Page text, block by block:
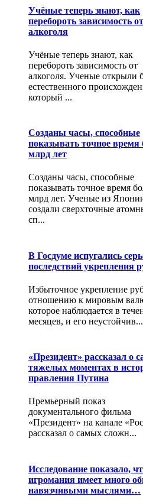
Учёные теперь знают, как
перебороть зависимость от
алкоголя
Учёные теперь знают, как
перебороть зависимость от
алкоголя. Ученые открыли
естественного
который ...
Созданы часы, способные
показывать точное время
млрд лет
Созданы часы, способные
показывать точное время
млрд лет. Ученые из
создали сверхточные
сп...
В Госдуме испугались
последствий укрепления
Избыточное укрепление
отношению к мировым
которое наблюдается в
месяцев, и его неустойчив...
«Президент» рассказал о
тяжелых моментах в
правления Путина
Премьерный показ
документального фильма
«Президент» на канале
рассказал о самых сложн...
Исследование показало,
игромания имеет много
навязчивыми мыслями…